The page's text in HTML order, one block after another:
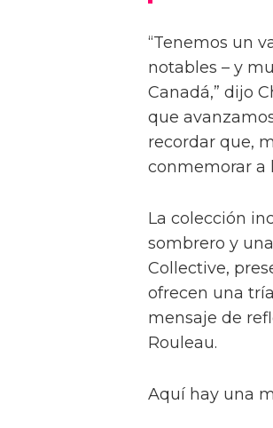
“Tenemos un
notables – y
Canadá,” dijo
que
recordar que,
conmemorar a
La colección
sombrero y
Collective,
ofrecen una
mensaje de
Rouleau.
Aquí hay una